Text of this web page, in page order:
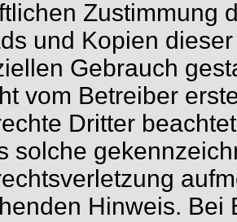
Zustimmung
und Kopien
Gebrauch
vom Betreiber
Dritter
solche
Hinweis. Bei